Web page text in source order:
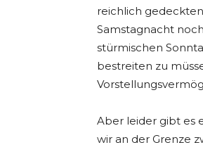
reichlich
Samstagnacht
stürmischen
bestreiten zu
Aber leider gibt es
wir an der Grenze